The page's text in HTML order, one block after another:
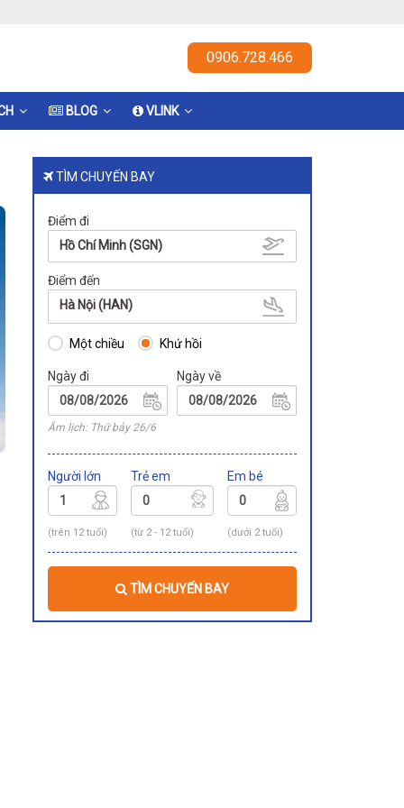
0906.728.466
BLOG VLINK
TÌM CHUYẾN BAY
Điểm đi
Hồ Chí Minh (SGN)
Điểm đến
Hà Nội (HAN)
Một chiều Khứ hồi
Ngày đi
Âm lịch: Thứ bảy 26/6
Ngày về
Người lớn
(trên 12 tuổi)
Trẻ em
(từ 2 - 12 tuổi)
Em bé
(dưới 2 tuổi)
TÌM CHUYẾN BAY